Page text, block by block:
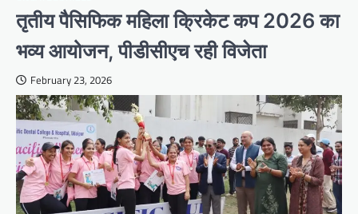
तृतीय पैसिफिक महिला क्रिकेट कप 2026 का
भव्य आयोजन, पीडीसीएच रही विजेता
February 23, 2026